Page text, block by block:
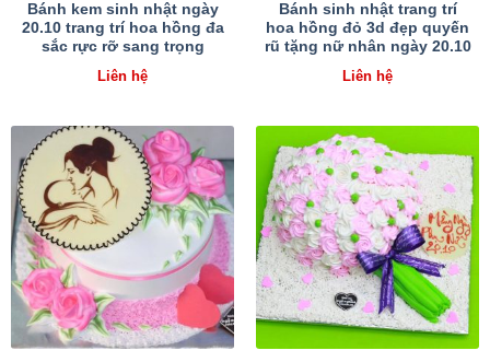
Bánh kem sinh nhật ngày
20.10 trang trí hoa hồng đa
sắc rực rỡ sang trọng
Liên hệ
Bánh sinh nhật trang trí
hoa hồng đỏ 3d đẹp quyến
rũ tặng nữ nhân ngày 20.10
Liên hệ